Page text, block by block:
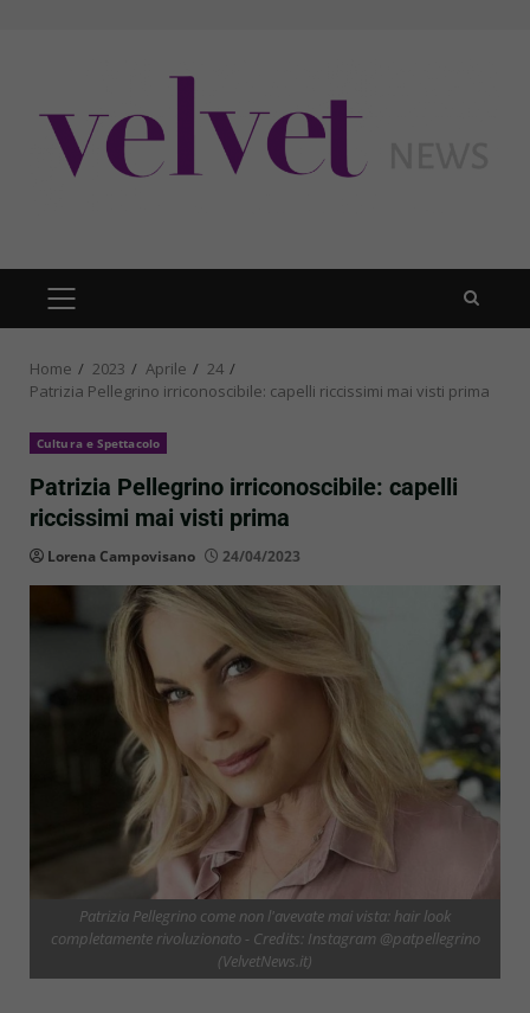
PRIMARY
MENU
Home 2023 Aprile
24
Patrizia Pellegrino irriconoscibile: capelli riccissimi mai visti prima
Cultura e Spettacolo
Patrizia Pellegrino irriconoscibile: capelli
riccissimi mai visti prima
Lorena Campovisano 24/04/2023
Patrizia Pellegrino come non l'avevate mai vista: hair look
completamente rivoluzionato - Credits: Instagram @patpellegrino
(VelvetNews.it)